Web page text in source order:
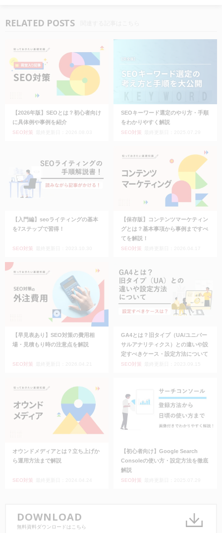
RELATED POSTS
【2026年版】SEOとは？初心者向け
に具体例や事例を紹介
SEO対策
SEOキーワード選定のやり方・手順
をわかりやすく解説
SEO対策
【入門編】seoライティングの基本
を7ステップで習得！
SEO対策
【保存版】コンテンツマーケティン
グとは？基本事項から事例まですべ
てを解説！
SEO対策
【早見表あり】SEO対策の費用相
場・見積もり時の注意点を解説
SEO対策
GA4とは？旧タイプ（UA/ユニバー
サルアナリティクス）との違いや設
定すべきケース・設定方法について
SEO対策
オウンドメディアとは？立ち上げか
ら運用方法まで解説
SEO対策
【初心者向け】Google Search
Consoleの使い方・設定方法を徹底
解説
SEO対策
DOWNLOAD
無料資料ダウンロードはこちら